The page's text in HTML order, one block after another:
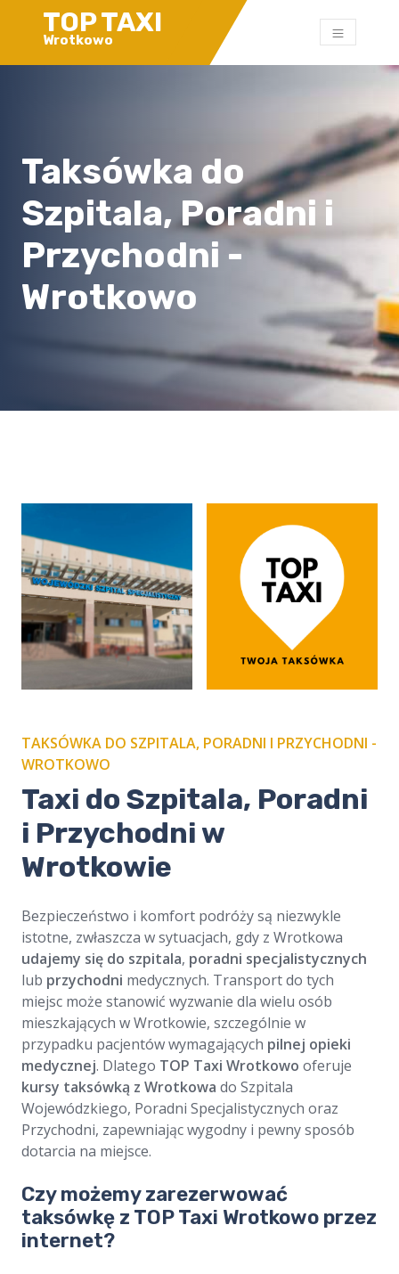
TOP TAXI
Wrotkowo
Taksówka do
Szpitala, Poradni i
Przychodni -
Wrotkowo
TAKSÓWKA DO SZPITALA, PORADNI I PRZYCHODNI -
WROTKOWO
​​Taxi do Szpitala, Poradni
i Przychodni w
Wrotkowie
Bezpieczeństwo i komfort podróży są niezwykle
istotne, zwłaszcza w sytuacjach, gdy z Wrotkowa
udajemy się do szpitala, poradni specjalistycznych
lub przychodni medycznych. Transport do tych
miejsc może stanowić wyzwanie dla wielu osób
mieszkających w Wrotkowie, szczególnie w
przypadku pacjentów wymagających pilnej opieki
medycznej. Dlatego TOP Taxi Wrotkowo oferuje
kursy taksówką z Wrotkowa do Szpitala
Wojewódzkiego, Poradni Specjalistycznych oraz
Przychodni, zapewniając wygodny i pewny sposób
dotarcia na miejsce.
Czy możemy zarezerwować
taksówkę z TOP Taxi Wrotkowo przez
internet?